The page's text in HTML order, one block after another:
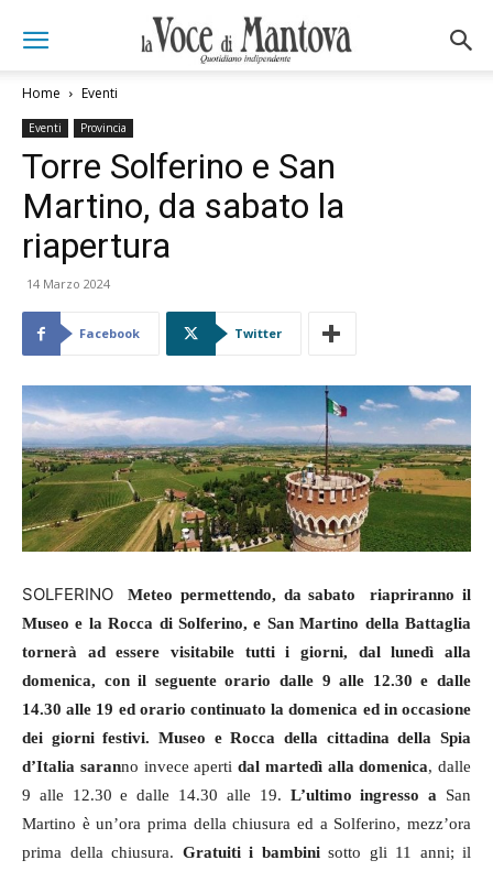
Home Eventi
Eventi Provincia
Torre Solferino e San
Martino, da sabato la
riapertura
14 Marzo 2024
Facebook Twitter
SOLFERINOMeteo permettendo, da sabato
riapriranno il
Museo e la Rocca di Solferino, e San Martino della Battaglia
tornerà ad essere visitabile tutti i giorni, dal lunedì alla
domenica, conil seguenteorariodalle 9alle 12.30 edalle
14.30 alle 19 ed orario continuatola domenica ed in occasione
dei giorni festivi. Museo e Rocca della cittadina della Spia
d’Italia saranno invece aperti dal martedì alla domenica, dalle
9 alle 12.30 e dalle 14.30 alle 19. L’ultimo ingressoa San
Martino è un’ora prima della chiusura ed a Solferino, mezz’ora
prima della chiusura. Gratuiti i bambini sotto gli 11 anni; il